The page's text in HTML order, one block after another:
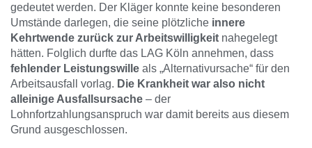
gedeutet werden. Der Kläger konnte keine besonderen
Umstände darlegen, die seine plötzliche innere
Kehrtwende zurück zur Arbeitswilligkeit nahegelegt
hätten. Folglich durfte das LAG Köln annehmen, dass
fehlender Leistungswille als „Alternativursache“ für den
Arbeitsausfall vorlag. Die Krankheit war also nicht
alleinige Ausfallsursache – der
Lohnfortzahlungsanspruch war damit bereits aus diesem
Grund ausgeschlossen.